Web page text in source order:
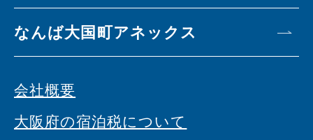
なんば大国町アネックス
会社概要
大阪府の宿泊税について